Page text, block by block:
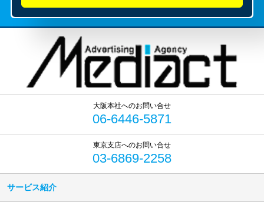
06-6446-5871
03-6869-2258
サービス紹介